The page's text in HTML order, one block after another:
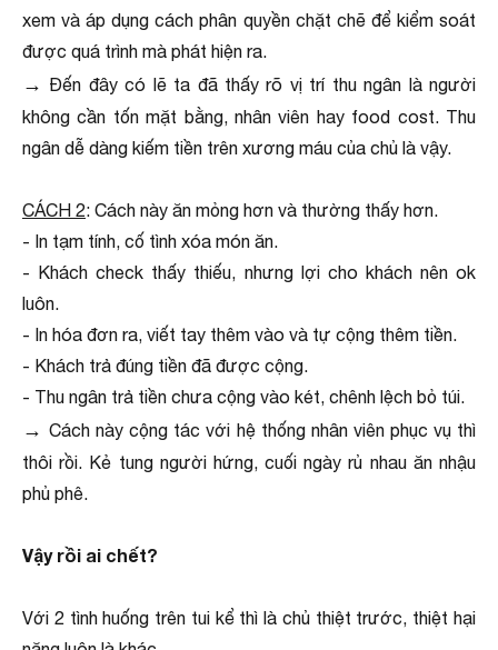
xem và áp dụng cách phân quyền chặt chẽ để kiểm soát
được quá trình mà phát hiện ra.
→ Đến đây có lẽ ta đã thấy rõ vị trí thu ngân là người
không cần tốn mặt bằng, nhân viên hay food cost. Thu
ngân dễ dàng kiếm tiền trên xương máu của chủ là vậy.
CÁCH 2: Cách này ăn mỏng hơn và thường thấy hơn.
- In tạm tính, cố tình xóa món ăn.
- Khách check thấy thiếu, nhưng lợi cho khách nên ok
luôn.
- In hóa đơn ra, viết tay thêm vào và tự cộng thêm tiền.
- Khách trả đúng tiền đã được cộng.
- Thu ngân trả tiền chưa cộng vào két, chênh lệch bỏ túi.
→Cách này cộng tác với hệ thống nhân viên phục vụ thì
thôi rồi. Kẻ tung người hứng, cuối ngày rủ nhau ăn nhậu
phủ phê.
Vậy rồi ai chết?
Với 2 tình huống trên tui kể thì là chủ thiệt trước, thiệt hại